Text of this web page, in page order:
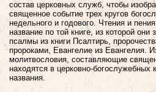
состав церковных служб, чтобы
священное событие трех кругов
недельного и годового. Чтения и
название по той книге, из которой
псалмы из книги Псалтирь,
пророками, Евангелие из Евангелия.
молитвословия, составляющие
находятся в церковно-богослужебных
названия.